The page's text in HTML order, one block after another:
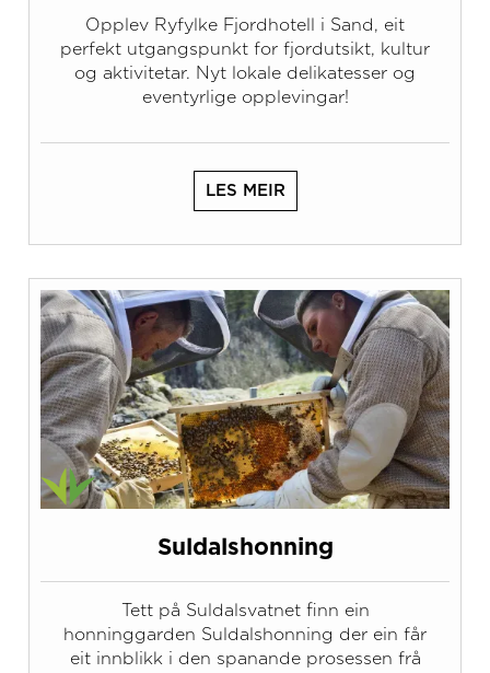
Opplev Ryfylke Fjordhotell i Sand, eit
perfekt utgangspunkt for fjordutsikt, kultur
og aktivitetar. Nyt lokale delikatesser og
eventyrlige opplevingar!
LES MEIR
Suldalshonning
Tett på Suldalsvatnet finn ein
honninggarden Suldalshonning der ein får
eit innblikk i den spanande prosessen frå